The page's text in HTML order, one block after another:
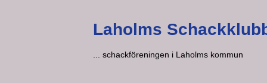
Laholms
... schackföreningen i Laholms kommun